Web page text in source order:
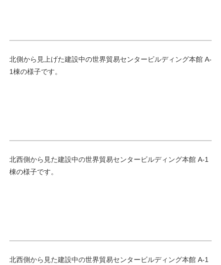
北側から見上げた建設中の世界貿易センタービルディング本館 A-
1棟の様子です。
北西側から見た建設中の世界貿易センタービルディング本館 A-1
棟の様子です。
北西側から見た建設中の世界貿易センタービルディング本館 A-1